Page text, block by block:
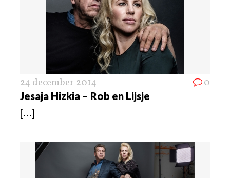
24 december 2014 0
Jesaja Hizkia – Rob en Lijsje
[...]